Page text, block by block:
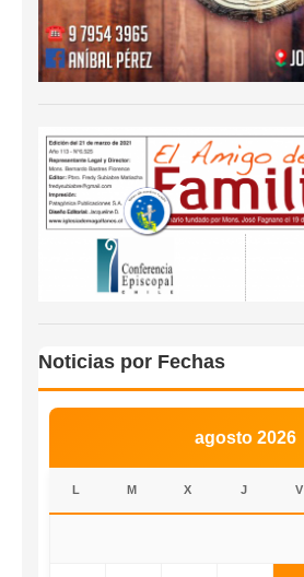
Noticias por Fechas
agosto 2026
L M X J V